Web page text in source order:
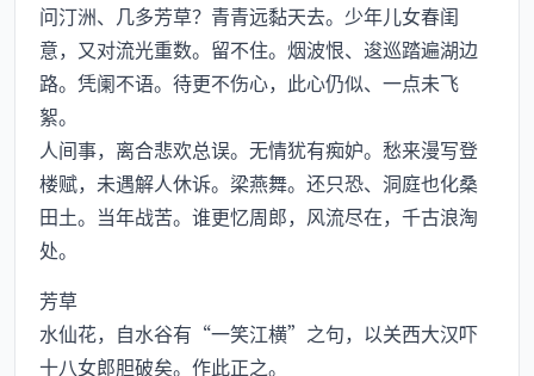
问汀洲、几多芳草？青青远黏天去。少年儿女春闺
意，又对流光重数。留不住。烟波恨、逡巡踏遍湖边
路。凭阑不语。待更不伤心，此心仍似、一点未飞
絮。
人间事，离合悲欢总误。无情犹有痴妒。愁来漫写登
楼赋，未遇解人休诉。梁燕舞。还只恐、洞庭也化桑
田土。当年战苦。谁更忆周郎，风流尽在，千古浪淘
处。
芳草
水仙花，自水谷有“一笑江横”之句，以关西大汉吓
十八女郎胆破矣。作此正之。